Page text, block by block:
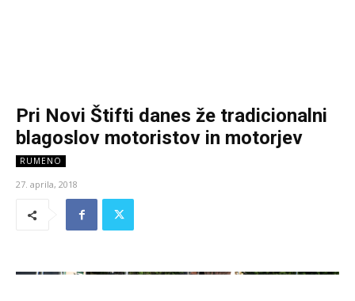
Pri Novi Štifti danes že tradicionalni
blagoslov motoristov in motorjev
RUMENO
27. aprila, 2018